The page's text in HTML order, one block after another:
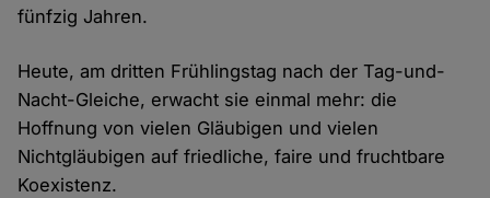
fünfzig Jahren.
Heute, am dritten Frühlingstag nach der Tag-und-
Nacht-Gleiche, erwacht sie einmal mehr: die
Hoffnung von vielen Gläubigen und vielen
Nichtgläubigen auf friedliche, faire und fruchtbare
Koexistenz.